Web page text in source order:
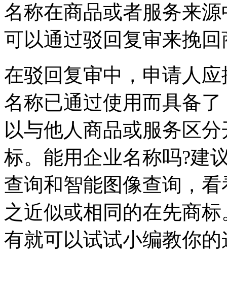
名称在商品或者服务来
可以通过驳回复审来挽回
在驳回复审中，申请人
名称已通过使用而具备
以与他人商品或服务区
标。能用企业名称吗?建
查询和智能图像查询，
之近似或相同的在先商
有就可以试试小编教你